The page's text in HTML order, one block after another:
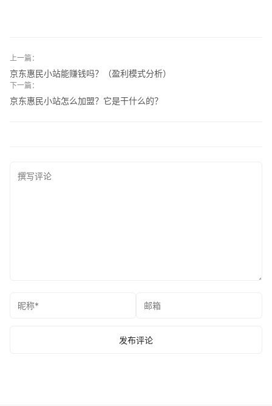
上一篇：
京东惠民小站能赚钱吗？（盈利模式分析）
下一篇：
京东惠民小站怎么加盟？它是干什么的？